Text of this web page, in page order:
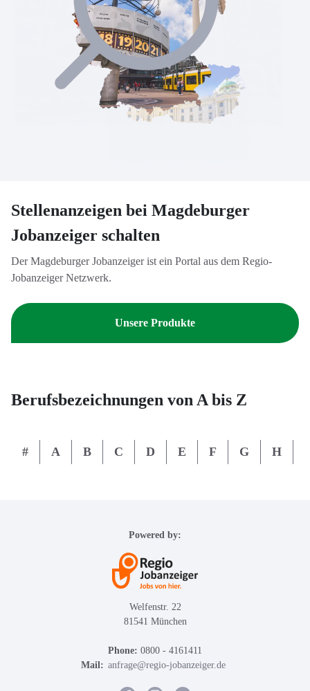
Stellenanzeigen bei Magdeburger
Jobanzeiger schalten
Der Magdeburger Jobanzeiger ist ein Portal aus dem Regio-
Jobanzeiger Netzwerk.
Unsere Produkte
Berufsbezeichnungen von A bis Z
# A B C D E F G H
Powered by:
Welfenstr. 22
81541 München
Phone: 0800 - 4161411
Mail: anfrage@regio-jobanzeiger.de